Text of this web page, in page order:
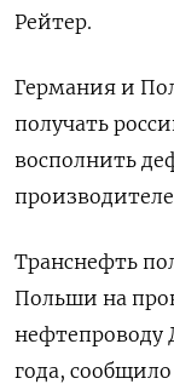
Рейтер.
Германия и
получать
восполнить
Транснефть
Польши на
нефтепроводу
года,